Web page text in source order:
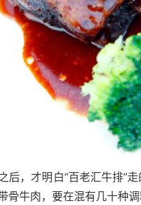
后，才明白“百老汇牛排”
骨牛肉，要在混有几十种